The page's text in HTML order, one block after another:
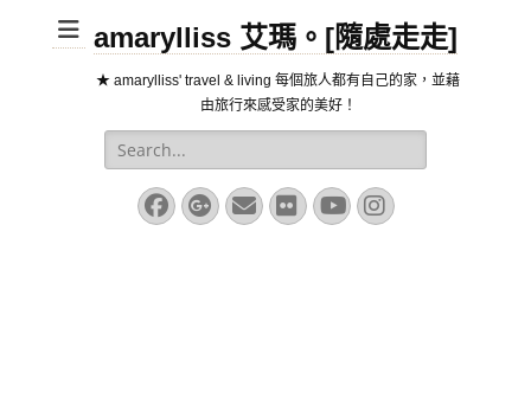
amarylliss 艾瑪。[隨處走走]
★ amarylliss' travel & living 每個旅人都有自己的家，並藉
由旅行來感受家的美好！
Search
for:
Facebook
Googleplus
EmailFlickrYouTube
Instagram